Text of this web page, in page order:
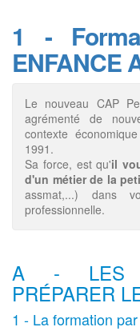
1 -
ENFANCE
Le nouveau CAP
agrémenté de
contexte
1991.
Sa force, est qu'il
d'un métier de la
assmat,...) dans
professionnelle.
A - LES
PRÉPARER
1 - La formation